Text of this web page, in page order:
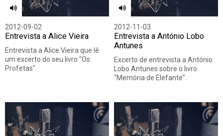
2012-09-02
Entrevista a Alice Vieira
Entrevista a Alice Vieira que lê
um excerto do seu livro "Os
Profetas".
2012-11-03
Entrevista a António Lobo
Antunes
Excerto de entrevista a António
Lobo Antunes sobre o livro
"Memória de Elefante".